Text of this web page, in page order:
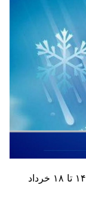
هشدار نارنجی هواشناسی برای ۴ روز آینده( ۱۴ تا ۱۸ خرداد